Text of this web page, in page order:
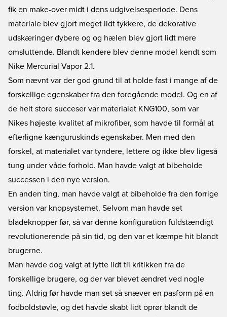
fik en make-over midt i dens udgivelsesperiode. Dens
materiale blev gjort meget lidt tykkere, de dekorative
udskæringer dybere og og hælen blev gjort lidt mere
omsluttende. Blandt kendere blev denne model kendt som
Nike Mercurial Vapor 2.1.
Som nævnt var der god grund til at holde fast i mange af de
forskellige egenskaber fra den foregående model. Og en af
de helt store succeser var materialet KNG100, som var
Nikes højeste kvalitet af mikrofiber, som havde til formål at
efterligne kænguruskinds egenskaber. Men med den
forskel, at materialet var tyndere, lettere og ikke blev ligeså
tung under våde forhold. Man havde valgt at bibeholde
successen i den nye version.
En anden ting, man havde valgt at bibeholde fra den forrige
version var knopsystemet. Selvom man havde set
bladeknopper før, så var denne konfiguration fuldstændigt
revolutionerende på sin tid, og den var et kæmpe hit blandt
brugerne.
Man havde dog valgt at lytte lidt til kritikken fra de
forskellige brugere, og der var blevet ændret ved nogle
ting. Aldrig før havde man set så snæver en pasform på en
fodboldstøvle, og det havde skabt lidt oprør blandt de